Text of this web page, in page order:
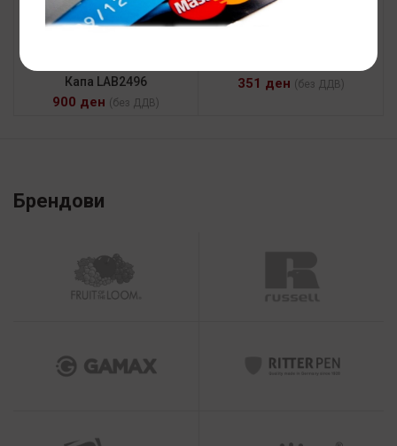
Капа LAB2496
900 ден (без ДДВ)
351 ден (без ДДВ)
Брендови